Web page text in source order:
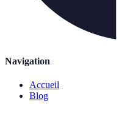
Navigation
Accueil
Blog